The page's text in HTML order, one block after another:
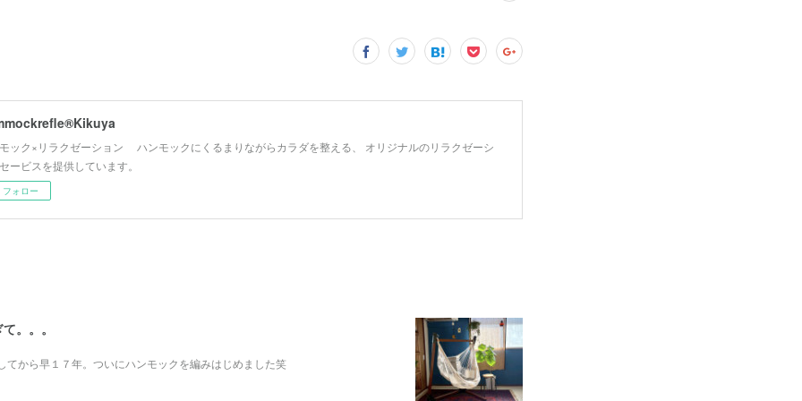
ック×リラクゼーション ハンモックにくるまりながらカラダを整える、 オリジナルのリラクゼーシ
ービスを提供しています。
フォロー
。。。
てから早１７年。ついにハンモックを編みはじめました笑